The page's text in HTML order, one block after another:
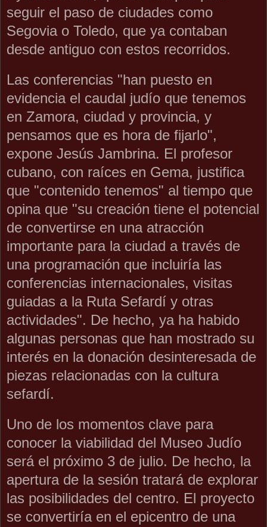
seguir el paso de ciudades como
Segovia o Toledo, que ya contaban
desde antiguo con estos recorridos.
Las conferencias "han puesto en
evidencia el caudal judío que tenemos
en Zamora, ciudad y provincia, y
pensamos que es hora de fijarlo",
expone Jesús Jambrina. El profesor
cubano, con raíces en Gema, justifica
que "contenido tenemos" al tiempo que
opina que "su creación tiene el potencial
de convertirse en una atracción
importante para la ciudad a través de
una programación que incluiría las
conferencias internacionales, visitas
guiadas a la Ruta Sefardí y otras
actividades". De hecho, ya ha habido
algunas personas que han mostrado su
interés en la donación desinteresada de
piezas relacionadas con la cultura
sefardí.
Uno de los momentos clave para
conocer la viabilidad del Museo Judío
será el próximo 3 de julio. De hecho, la
apertura de la sesión tratará de explorar
las posibilidades del centro. El proyecto
se convertiría en el epicentro de una